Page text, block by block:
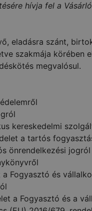
hívja fel a
eladásra szánt,
szakmája körében
megvalósul.
kereskedelmi
a tartós
önrendelkezési
a Fogyasztó és
a Fogyasztó és a